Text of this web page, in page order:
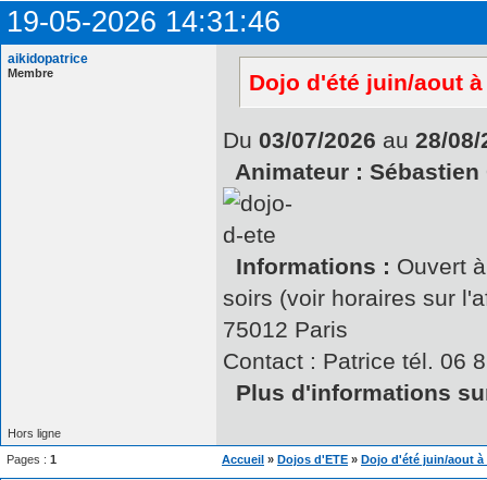
19-05-2026 14:31:46
aikidopatrice
Membre Dojo d'été juin/aout
Du 03/07/2026 au 28/08/
Animateur :
Informations : Ouvert
soirs (voir horaires sur
75012 Paris
Contact : Patrice tél. 06
Plus d'informations
Hors ligne
Pages : 1 Accueil » Dojos d'ETE » Dojo d'été juin/aout à